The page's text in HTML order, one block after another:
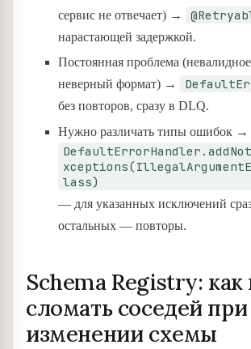
сервис не отвечает) →
нарастающей задержкой.
Постоянная проблема
неверный формат) →
без повторов, сразу в DLQ.
Нужно различать типы ошибок →
lass)
— для указанных исключений
остальных — повторы.
Schema Registry: как
сломать соседей при
изменении схемы